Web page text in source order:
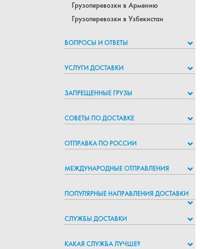
Грузоперевозки в Армению
Грузоперевозки в Узбекистан
ВОПРОСЫ И ОТВЕТЫ
УСЛУГИ ДОСТАВКИ
ЗАПРЕЩЕННЫЕ ГРУЗЫ
СОВЕТЫ ПО ДОСТАВКЕ
ОТПРАВКА ПО РОССИИ
МЕЖДУНАРОДНЫЕ ОТПРАВЛЕНИЯ
ПОПУЛЯРНЫЕ НАПРАВЛЕНИЯ ДОСТАВКИ
СЛУЖБЫ ДОСТАВКИ
КАКАЯ СЛУЖБА ЛУЧШЕ?